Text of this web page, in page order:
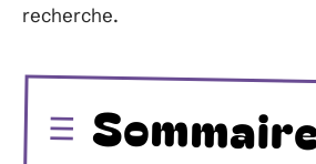
recherche.